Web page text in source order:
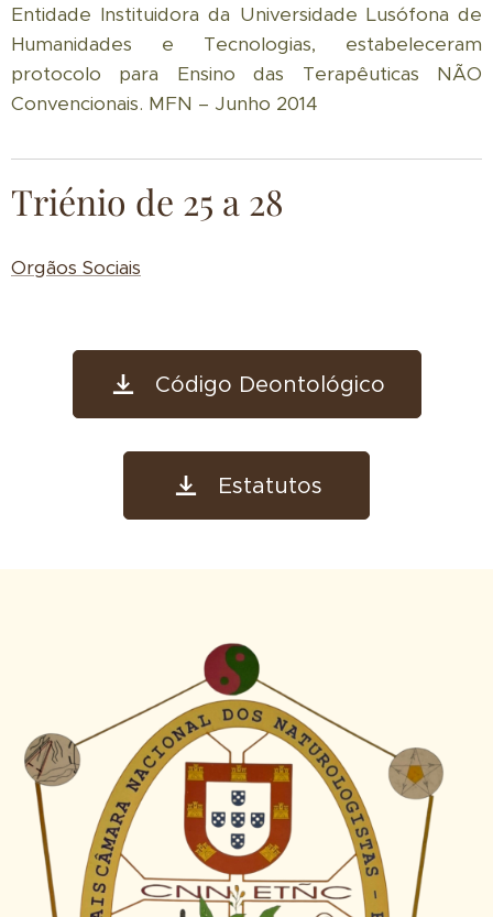
Entidade Instituidora da Universidade Lusófona de
Humanidades e Tecnologias, estabeleceram
protocolo para Ensino das Terapêuticas NÃO
Convencionais. MFN – Junho 2014
Triénio de 25 a 28
Orgãos Sociais
Código Deontológico
Estatutos